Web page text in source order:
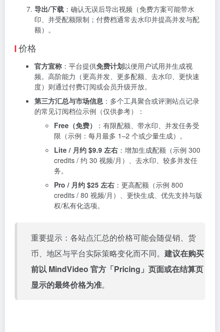
导出/下载 ：确认无误后导出视频（免费方案可能带水
印、并受配额限制；付费档通常去水印并提高并发与配
额）。
价格
官方宣称 ：平台提供免费计划以便用户试用并生成视
频。高阶能力（更高并发、更多配额、去水印、更快速
度）则通过付费订阅或会员升级开放。
第三方汇总与市场信息 ：多个工具聚合或评测站点记录
的常见订阅档位示例（仅供参考）：
Free（免费）
：有限配额、带水印、并发任务受
限（示例：每月最多 1–2 个或少量生成）。
Lite / 月约 $9.9 左右 ：增加生成配额（示例 300
credits / 约 30 视频/月）、去水印、较多并发任
务。
Pro / 月约 $25 左右 ：更高配额（示例 800
credits / 80 视频/月）、更快生成、优先支持与版
权/私有化选项。
重要提示：各站点汇总的价格可能会随促销、货
币、地区与平台实际策略变化而不同。 建议在购买
前以 MindVideo 官方「Pricing」页面或在结算页
显示的最终价格为准。